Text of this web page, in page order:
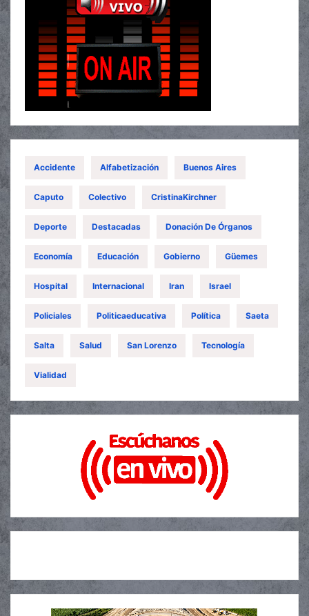
Accidente Alfabetización Buenos Aires
Caputo Colectivo CristinaKirchner
Deporte Destacadas Donación De Órganos
Economía Educación Gobierno Güemes
Hospital Internacional Iran Israel
Policiales Politicaeducativa Política Saeta
Salta Salud San Lorenzo Tecnología
Vialidad